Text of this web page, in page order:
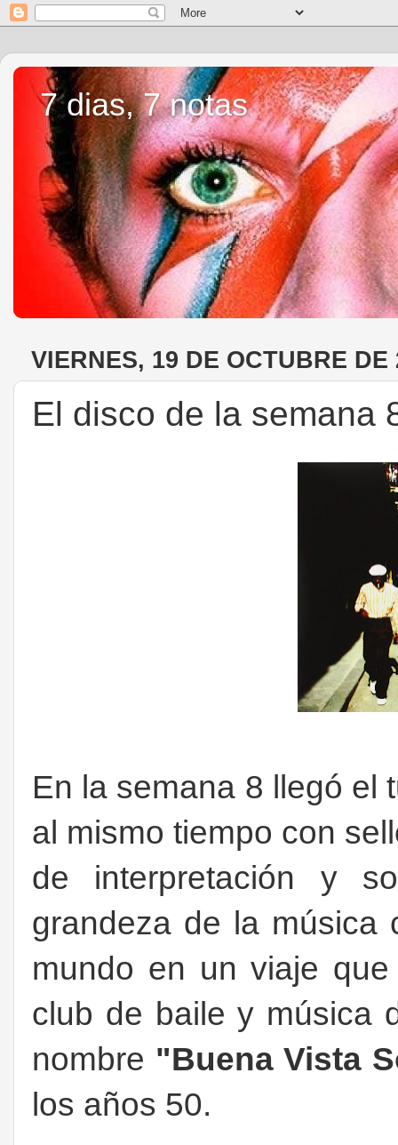
7 dias, 7 notas
VIERNES, 19 DE OCTUBRE DE
El disco de la semana
En la semana 8 llegó el
al mismo tiempo con
de interpretación y
grandeza de la música
mundo en un viaje
club de baile y música
nombre "Buena Vista
los años 50.